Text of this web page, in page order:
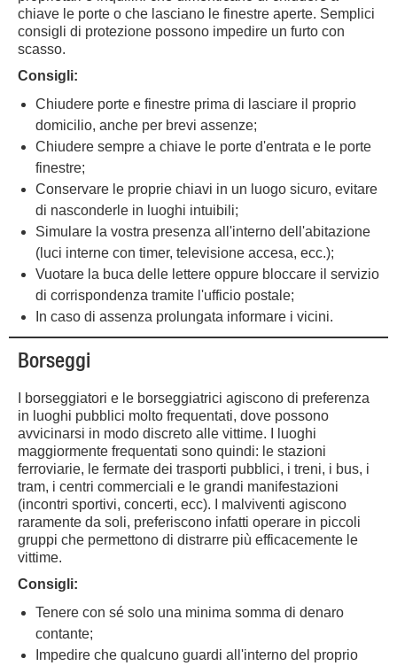
chiave le porte o che lasciano le finestre aperte. Semplici
consigli di protezione possono impedire un furto con
scasso.
Consigli:
Chiudere porte e finestre prima di lasciare il proprio
domicilio, anche per brevi assenze;
Chiudere sempre a chiave le porte d'entrata e le porte
finestre;
Conservare le proprie chiavi in un luogo sicuro, evitare
di nasconderle in luoghi intuibili;
Simulare la vostra presenza all'interno dell'abitazione
(luci interne con timer, televisione accesa, ecc.);
Vuotare la buca delle lettere oppure bloccare il servizio
di corrispondenza tramite l'ufficio postale;
In caso di assenza prolungata informare i vicini.
Borseggi
I borseggiatori e le borseggiatrici agiscono di preferenza
in luoghi pubblici molto frequentati, dove possono
avvicinarsi in modo discreto alle vittime. I luoghi
maggiormente frequentati sono quindi: le stazioni
ferroviarie, le fermate dei trasporti pubblici, i treni, i bus, i
tram, i centri commerciali e le grandi manifestazioni
(incontri sportivi, concerti, ecc). I malviventi agiscono
raramente da soli, preferiscono infatti operare in piccoli
gruppi che permettono di distrarre più efficacemente le
vittime.
Consigli:
Tenere con sé solo una minima somma di denaro
contante;
Impedire che qualcuno guardi all'interno del proprio